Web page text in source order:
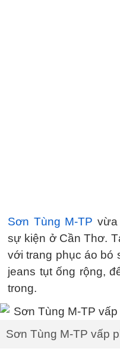
Sơn Tùng M-TP vừa
sự kiện ở Cần Thơ.
với trang phục áo bó
jeans tụt ống rộng,
trong.
Sơn Tùng M-TP vấp